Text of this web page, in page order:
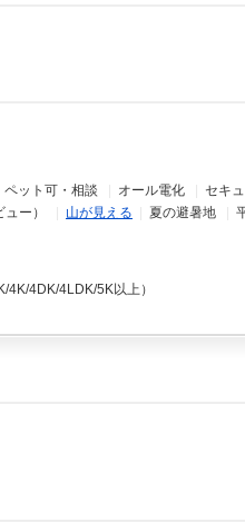
ペット可・相談 オール電化 セキ
ー） 山が見える 夏の避暑地
4DK/4LDK/5K以上）